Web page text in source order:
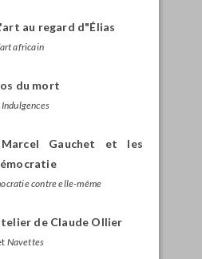
au regard d"Élias
africain
du mort
Indulgences
Gauchet et les
contre elle-même
de Claude Ollier
Navettes